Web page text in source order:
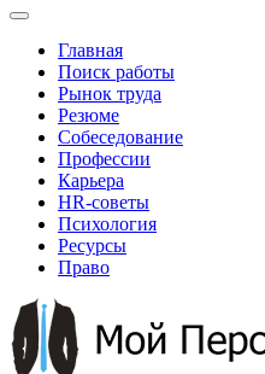
Главная
Поиск работы
Рынок труда
Резюме
Собеседование
Профессии
Карьера
HR-советы
Психология
Ресурсы
Право